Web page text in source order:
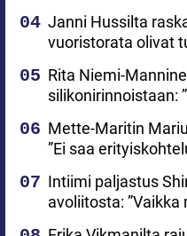
Janni Hussilta
vuoristorata olivat
Rita Niemi-
silikonirinnoistaan:
Mette-Maritin
”Ei saa
Intiimi paljastus
avoliitosta: ”Vaikka